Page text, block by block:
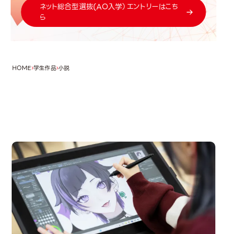
ネット総合型選抜(AO入学）エントリーはこち
ら
HOME 学生作品 小説